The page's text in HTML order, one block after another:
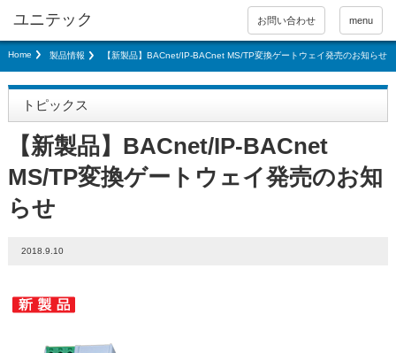
お問い合わせ menu
Home 製品情報 【新製品】BACnet/IP-BACnet MS/TP変換ゲートウェイ発売のお知らせ
トピックス
【新製品】BACnet/IP-BACnet
MS/TP変換ゲートウェイ発売のお知
らせ
2018.9.10